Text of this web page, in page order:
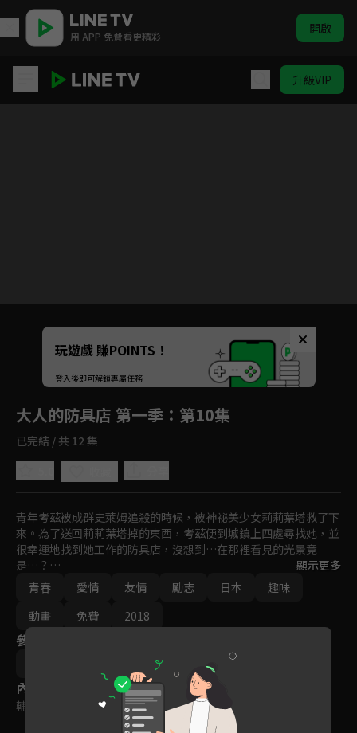
用 APP 免費看更精彩 開啟
升級VIP
Unmute
如有不便請見諒
玩遊戲 賺POINTS！
登入後即可解鎖專屬任務
大人的防具店 第一季 ：第10集
已完結 / 共 12 集
青年考茲被成群史萊姆追殺的時候，被神祕美少女莉莉葉塔救了下
來。為了送回莉莉葉塔掉的東西，考茲便到城鎮上四處尋找她，並
很幸運地找到她工作的防具店，沒想到…在那裡看見的光景竟
是…？
旅途中的冒險者們，歡迎來到大人的防具店。
顯示更多
青春
愛情 友情 勵志 日本
趣味
動畫
免費 2018
參與演員
內容標籤
輔導十五歲級